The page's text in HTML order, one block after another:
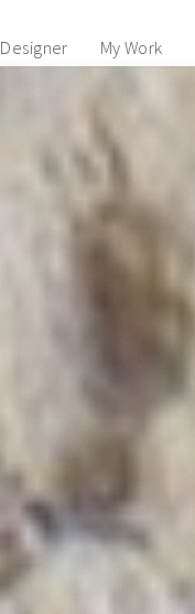
Designer My Work